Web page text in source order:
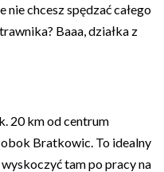
nie chcesz spędzać całego
Baaa, działka z
20 km od centrum
obok Bratkowic. To idealny
tam po pracy na